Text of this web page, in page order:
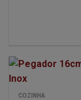
COZINHA